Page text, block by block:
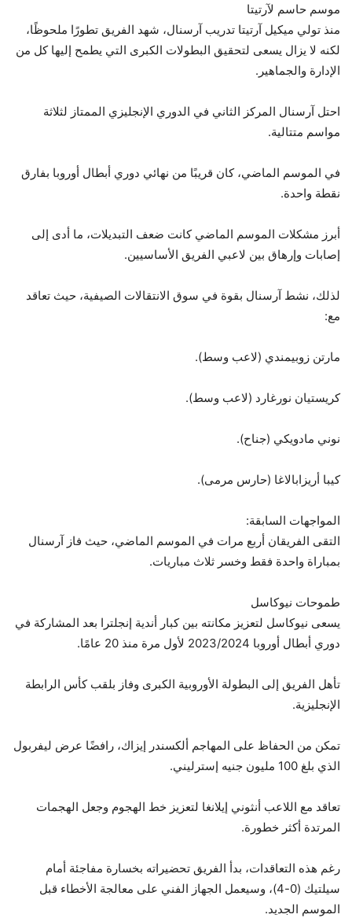
موسم حاسم لآرتيتا
منذ تولي ميكيل آرتيتا تدريب آرسنال، شهد الفريق تطورًا ملحوظًا،
لكنه لا يزال يسعى لتحقيق البطولات الكبرى التي يطمح إليها كل من
الإدارة والجماهير.
احتل آرسنال المركز الثاني في الدوري الإنجليزي الممتاز لثلاثة
مواسم متتالية.
في الموسم الماضي، كان قريبًا من نهائي دوري أبطال أوروبا بفارق
نقطة واحدة.
أبرز مشكلات الموسم الماضي كانت ضعف التبديلات، ما أدى إلى
إصابات وإرهاق بين لاعبي الفريق الأساسيين.
لذلك، نشط آرسنال بقوة في سوق الانتقالات الصيفية، حيث تعاقد
مع:
مارتن زوبيمندي (لاعب وسط).
كريستيان نورغارد (لاعب وسط).
نوني مادويكي (جناح).
كيبا أريزابالاغا (حارس مرمى).
المواجهات السابقة:
التقى الفريقان أربع مرات في الموسم الماضي، حيث فاز آرسنال
بمباراة واحدة فقط وخسر ثلاث مباريات.
طموحات نيوكاسل
يسعى نيوكاسل لتعزيز مكانته بين كبار أندية إنجلترا بعد المشاركة في
دوري أبطال أوروبا 2023/2024 لأول مرة منذ 20 عامًا.
تأهل الفريق إلى البطولة الأوروبية الكبرى وفاز بلقب كأس الرابطة
الإنجليزية.
تمكن من الحفاظ على المهاجم ألكسندر إيزاك، رافضًا عرض ليفربول
الذي بلغ 100 مليون جنيه إسترليني.
تعاقد مع اللاعب أنثوني إيلانغا لتعزيز خط الهجوم وجعل الهجمات
المرتدة أكثر خطورة.
رغم هذه التعاقدات، بدأ الفريق تحضيراته بخسارة مفاجئة أمام
سيلتيك (0-4)، وسيعمل الجهاز الفني على معالجة الأخطاء قبل
الموسم الجديد.